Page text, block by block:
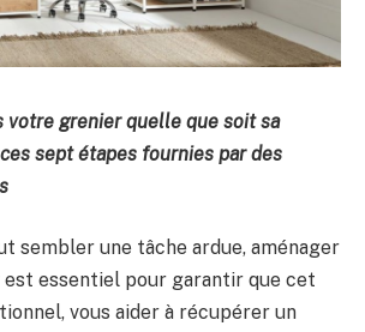
votre grenier quelle que soit sa
sept étapes fournies par des
sembler une tâche ardue, aménager
essentiel pour garantir que cet
vous aider à récupérer un